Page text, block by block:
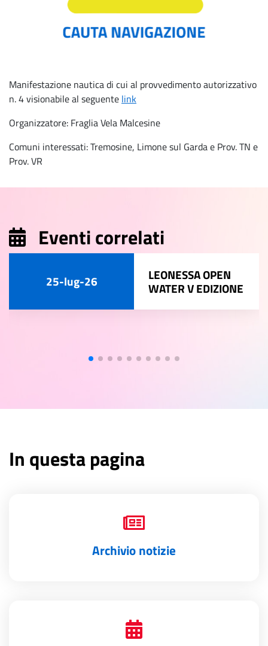
Manifestazione nautica di cui al provvedimento autorizzativo
n. 4 visionabile al seguente link
Organizzatore: Fraglia Vela Malcesine
Comuni interessati: Tremosine, Limone sul Garda e Prov. TN e
Prov. VR
Eventi correlati
25-lug-26 LEONESSA OPEN
WATER V EDIZIONE
In questa pagina
Archivio notizie